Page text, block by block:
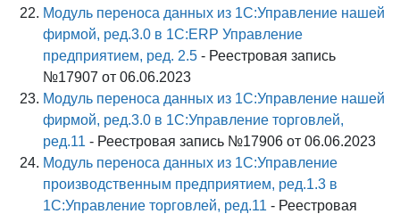
Модуль переноса данных из 1С:Управление нашей
фирмой, ред.3.0 в 1С:ERP Управление
предприятием, ред. 2.5 - Реестровая запись
№17907 от 06.06.2023
Модуль переноса данных из 1С:Управление нашей
фирмой, ред.3.0 в 1С:Управление торговлей,
ред.11 - Реестровая запись №17906 от 06.06.2023
Модуль переноса данных из 1С:Управление
производственным предприятием, ред.1.3 в
1С:Управление торговлей, ред.11 - Реестровая